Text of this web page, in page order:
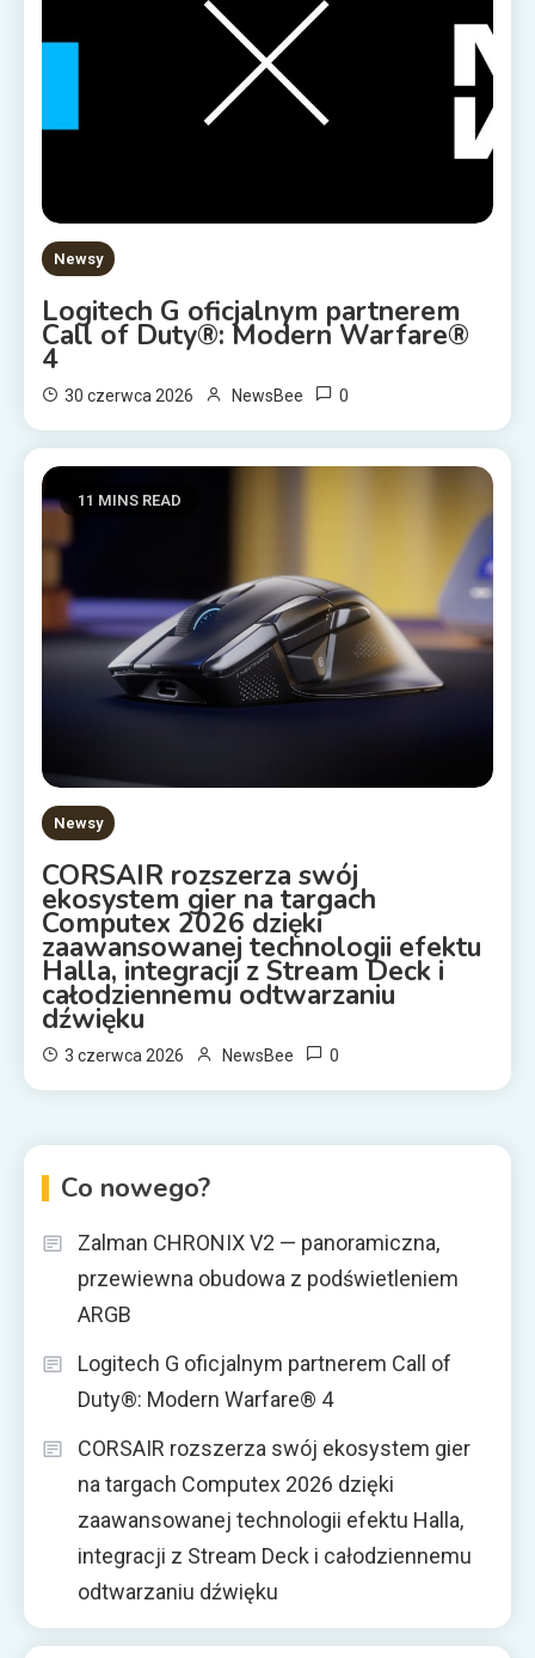
Newsy
Logitech G oficjalnym partnerem
Call of Duty®: Modern Warfare®
4
30 czerwca 2026 NewsBee 0
11 MINS READ
Newsy
CORSAIR rozszerza swój
ekosystem gier na targach
Computex 2026 dzięki
zaawansowanej technologii efektu
Halla, integracji z Stream Deck i
całodziennemu odtwarzaniu
dźwięku
3 czerwca 2026 NewsBee 0
Co nowego?
Zalman CHRONIX V2 — panoramiczna,
przewiewna obudowa z podświetleniem
ARGB
Logitech G oficjalnym partnerem Call of
Duty®: Modern Warfare® 4
CORSAIR rozszerza swój ekosystem gier
na targach Computex 2026 dzięki
zaawansowanej technologii efektu Halla,
integracji z Stream Deck i całodziennemu
odtwarzaniu dźwięku